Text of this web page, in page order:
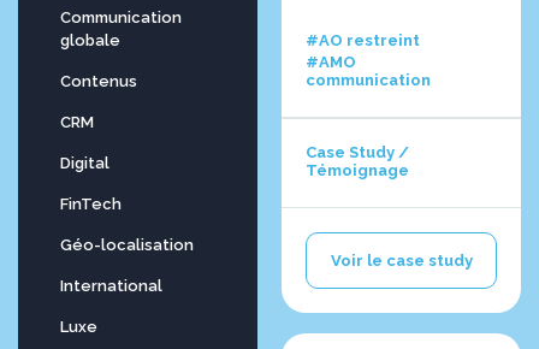
Communication
globale
Contenus
CRM
Digital
FinTech
Géo-localisation
International
Luxe
#AO restreint
#AMO
communication
Case Study /
Témoignage
Voir le case study